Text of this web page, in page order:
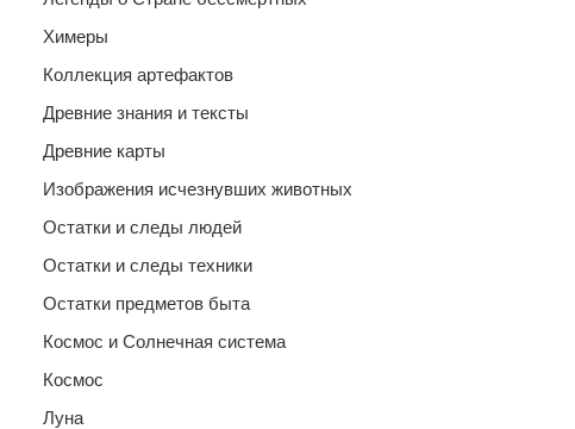
Химеры
Коллекция артефактов
Древние знания и тексты
Древние карты
Изображения исчезнувших животных
Остатки и следы людей
Остатки и следы техники
Остатки предметов быта
Космос и Солнечная система
Космос
Луна